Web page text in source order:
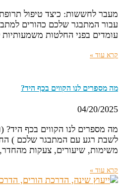
מעבר לחששות: כיצד טיפול
עבור המתבגר שלכם כהורים
עומדים בפני החלטות משמעותיות
קרא עוד »
מה מספרים לנו הקווים בכף היד?
04/20/2025
מה מספרים לנו הקווים בכף היד?
לשבת רגע עם המתבגר שלכם )
משימות, שיעורים, צעקות מהחדר,
קרא עוד »